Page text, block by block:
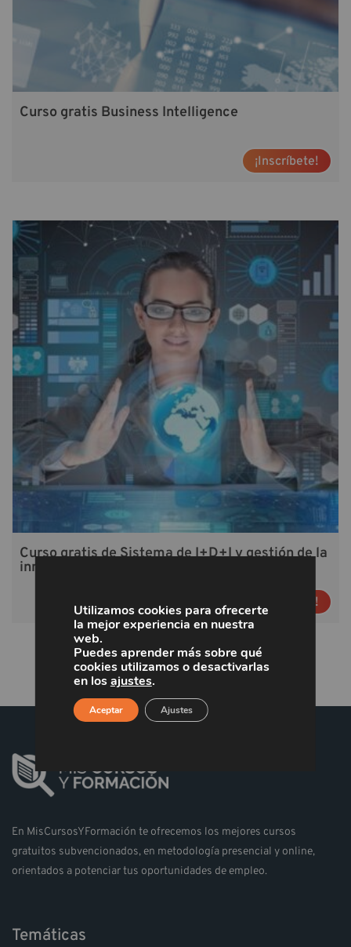
Curso gratis Business Intelligence
¡Inscríbete!
Curso gratis de Sistema de I+D+I y gestión de la
innovación (CAM_25)
¡Inscríbete!
En MisCursosYFormación te ofrecemos los mejores cursos
gratuitos subvencionados, en metodología presencial y online,
orientados a potenciar tus oportunidades de empleo.
Temáticas
Utilizamos cookies para ofrecerte
la mejor experiencia en nuestra
web.
Puedes aprender más sobre qué
cookies utilizamos o desactivarlas
en losajustes.
Aceptar Ajustes